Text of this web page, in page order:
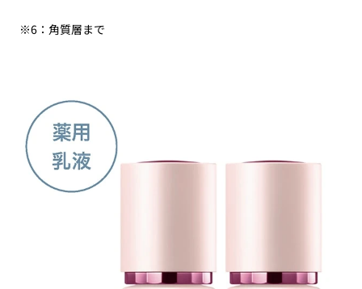
※6：角質層まで